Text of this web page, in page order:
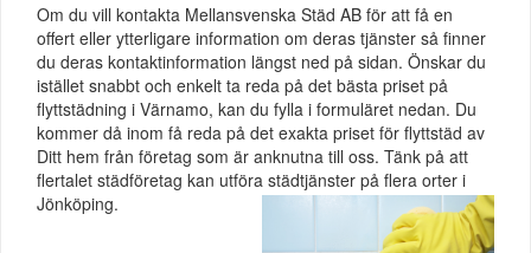
Om du vill kontakta Mellansvenska Städ AB för att få en
offert eller ytterligare information om deras tjänster så finner
du deras kontaktinformation längst ned på sidan. Önskar du
istället snabbt och enkelt ta reda på det bästa priset på
flyttstädning i Värnamo, kan du fylla i formuläret nedan. Du
kommer då inom få reda på det exakta priset för flyttstäd av
Ditt hem från företag som är anknutna till oss. Tänk på att
flertalet städföretag kan utföra städtjänster på flera orter i
Jönköping.